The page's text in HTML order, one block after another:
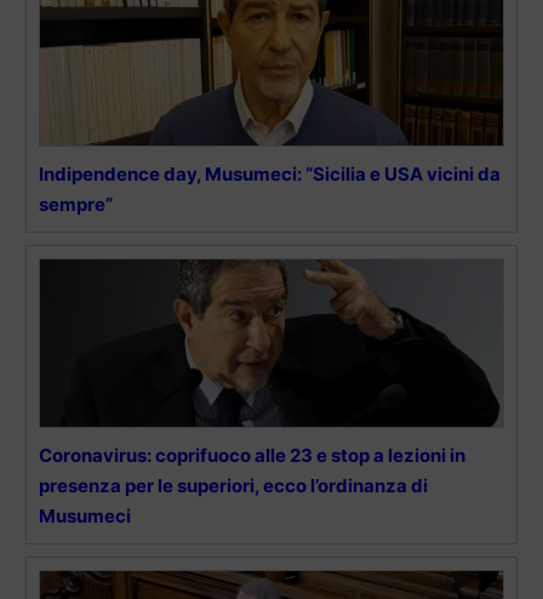
Indipendence day, Musumeci: “Sicilia e USA vicini da
sempre”
Coronavirus: coprifuoco alle 23 e stop a lezioni in
presenza per le superiori, ecco l’ordinanza di
Musumeci